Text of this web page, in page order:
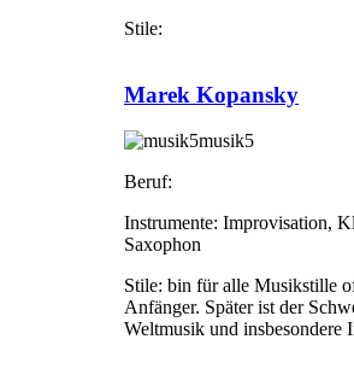
Stile:
Marek Kopansky
musik5
Beruf:
Instrumente: Improvisation,
Saxophon
Stile: bin für alle Musikstille
Anfänger. Später ist der
Weltmusik und insbesondere